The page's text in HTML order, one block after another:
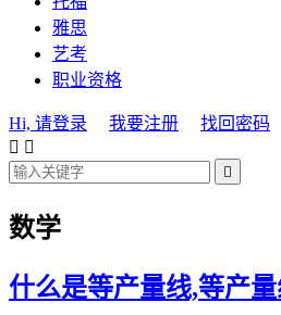
雅思
艺考
职业资格
Hi, 请登录 我要注册
找回密码
 

数学
什么是等产量线,等产